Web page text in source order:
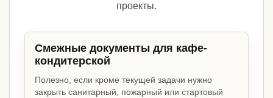
проекты.
Смежные документы для кафе-
кондитерской
Полезно, если кроме текущей задачи нужно
закрыть санитарный, пожарный или стартовый